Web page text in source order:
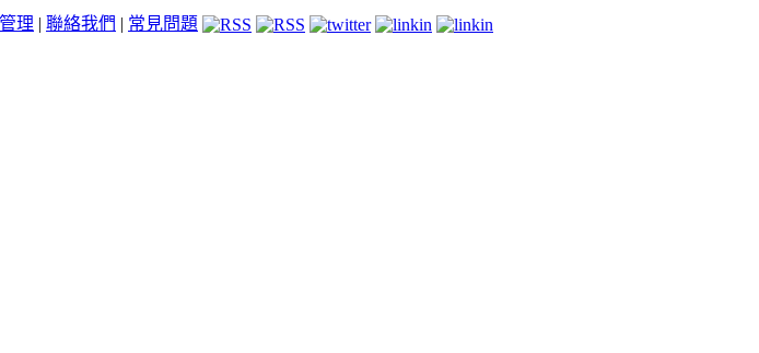
理 | 聯絡我們 | 常見問題